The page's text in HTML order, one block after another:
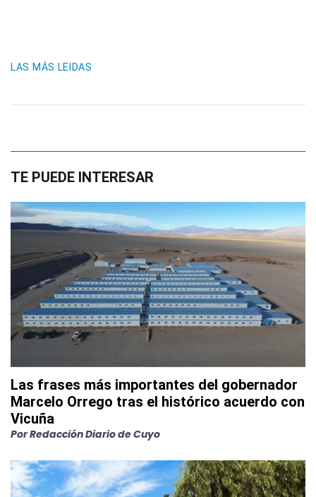
LAS MÁS LEIDAS
TE PUEDE INTERESAR
Las frases más importantes del gobernador
Marcelo Orrego tras el histórico acuerdo con
Vicuña
PorRedacción Diario de Cuyo